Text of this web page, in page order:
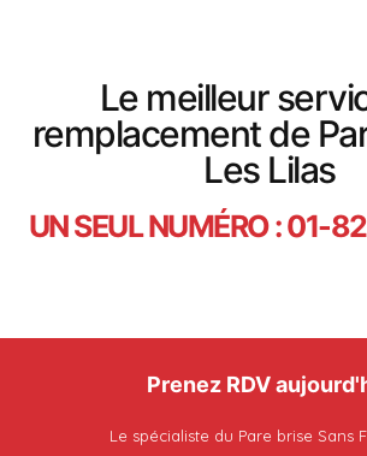
Le meilleur
remplacement de
Les Lilas
UN SEUL NUMÉRO : 01-
Prenez RDV
Le spécialiste du Pare brise Sans